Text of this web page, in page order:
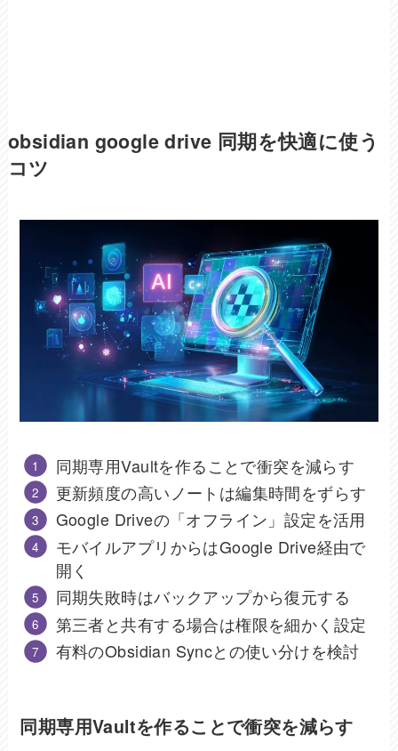
obsidian google drive 同期を快適に使う
コツ
同期専用Vaultを作ることで衝突を減らす
更新頻度の高いノートは編集時間をずらす
Google Driveの「オフライン」設定を活用
モバイルアプリからはGoogle Drive経由で
開く
同期失敗時はバックアップから復元する
第三者と共有する場合は権限を細かく設定
有料のObsidian Syncとの使い分けを検討
同期専用Vaultを作ることで衝突を減らす